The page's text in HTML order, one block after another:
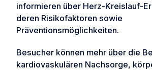
informieren über Herz-Kreislauf-
deren Risikofaktoren sowie
Präventionsmöglichkeiten.
Besucher können mehr über die
kardiovaskulären Nachsorge,